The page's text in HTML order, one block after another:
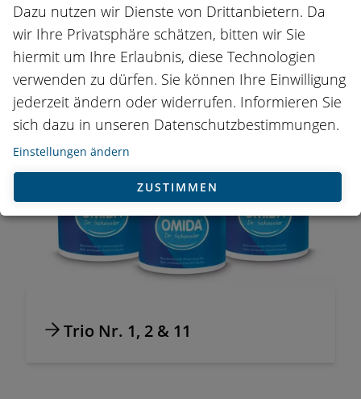
Trio Nr. 3, 4 & 10
Trio Nr. 1, 2 & 11
Dazu nutzen wir Dienste von Drittanbietern. Da
wir Ihre Privatsphäre schätzen, bitten wir Sie
hiermit um Ihre Erlaubnis, diese Technologien
verwenden zu dürfen. Sie können Ihre Einwilligung
jederzeit ändern oder widerrufen. Informieren Sie
sich dazu in unseren Datenschutzbestimmungen.
Einstellungen ändern
ZUSTIMMEN